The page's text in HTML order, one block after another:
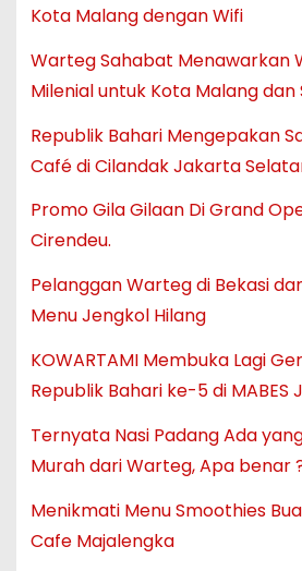
Kota Malang dengan Wifi
Warteg Sahabat Menawarkan
Milenial untuk Kota Malang
Republik Bahari Mengepakan
Café di Cilandak Jakarta
Promo Gila Gilaan Di Grand
Cirendeu.
Pelanggan Warteg di Bekasi
Menu Jengkol Hilang
KOWARTAMI Membuka Lagi
Republik Bahari ke-5 di
Ternyata Nasi Padang Ada
Murah dari Warteg, Apa benar
Menikmati Menu Smoothies
Cafe Majalengka